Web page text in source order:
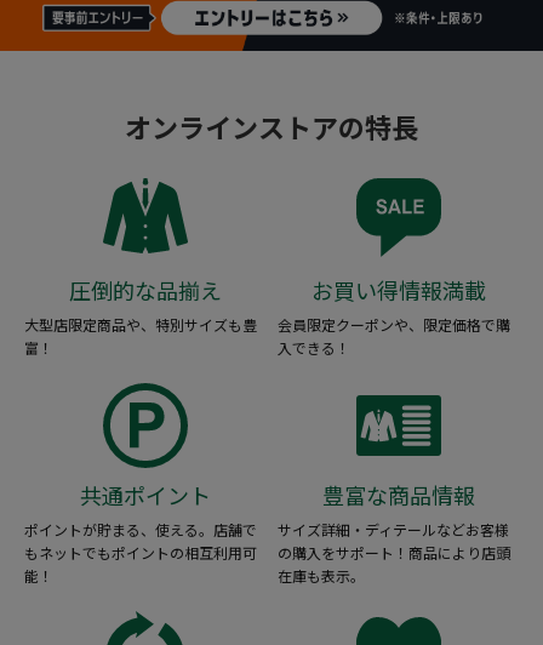
オンラインストアの特長
圧倒的な品揃え
大型店限定商品や、特別サイズも豊
富！
お買い得情報満載
会員限定クーポンや、限定価格で購
入できる！
共通ポイント
ポイントが貯まる、使える。店舗で
もネットでもポイントの相互利用可
能！
豊富な商品情報
サイズ詳細・ディテールなどお客様
の購入をサポート！商品により店頭
在庫も表示。